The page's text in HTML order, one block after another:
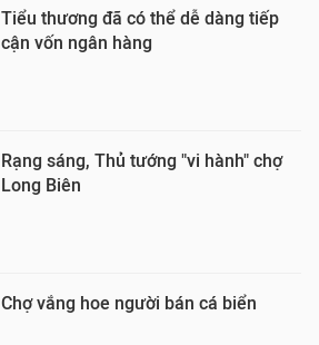
Tiểu thương đã có thể dễ dàng tiếp
cận vốn ngân hàng
Rạng sáng, Thủ tướng "vi hành" chợ
Long Biên
Chợ vắng hoe người bán cá biển